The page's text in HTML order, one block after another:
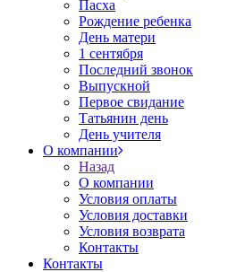
Пасха
Рождение ребенка
День матери
1 сентября
Последний звонок
Выпускной
Первое свидание
Татьянин день
День учителя
О компании
Назад
О компании
Условия оплаты
Условия доставки
Условия возврата
Контакты
Контакты